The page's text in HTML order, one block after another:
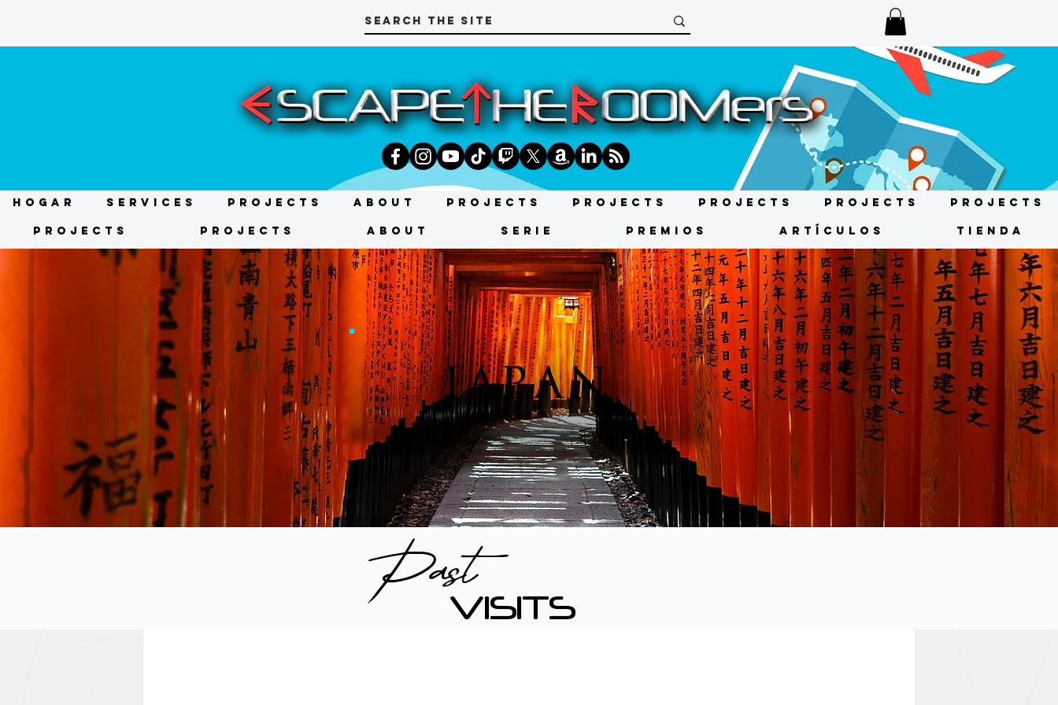
HOGAR Services Projects About Projects Projects Projects Projects Projects
Projects Projects About SERIE Premios ARTÍCULOS TIENDA
JAPAN
PastVISITS